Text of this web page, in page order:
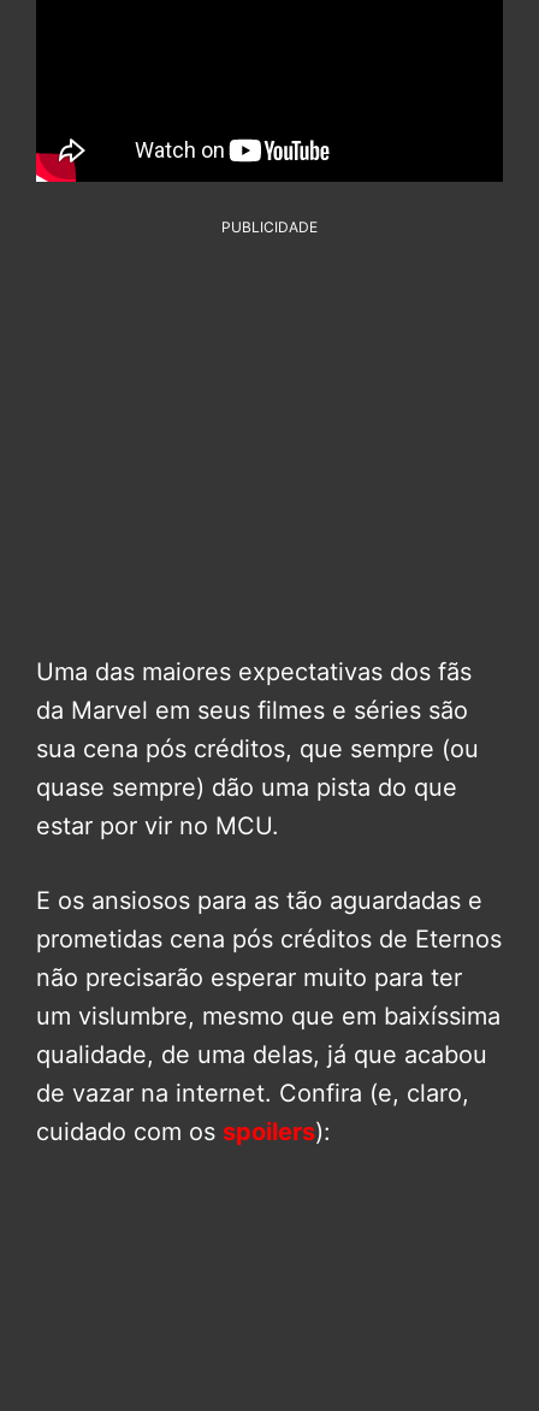
PUBLICIDADE
Uma das maiores expectativas dos fãs
da Marvel em seus filmes e séries são
sua cena pós créditos, que sempre (ou
quase sempre) dão uma pista do que
estar por vir no MCU.
E os ansiosos para as tão aguardadas e
prometidas cena pós créditos de Eternos
não precisarão esperar muito para ter
um vislumbre, mesmo que em baixíssima
qualidade, de uma delas, já que acabou
de vazar na internet. Confira (e, claro,
cuidado com os spoilers):